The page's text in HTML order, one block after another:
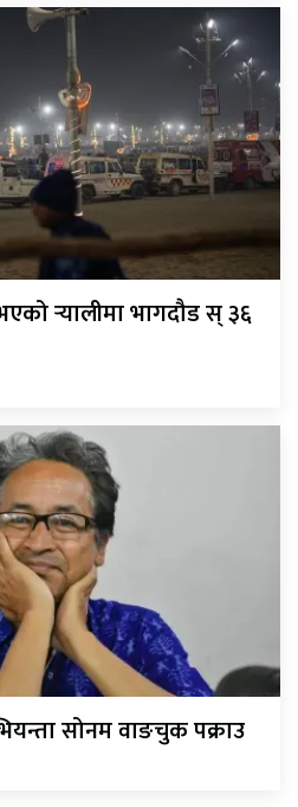
र्‍यालीमा भागदौड स् ३६
सोनम वाङचुक पक्राउ